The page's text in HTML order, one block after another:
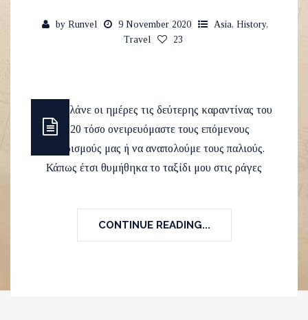
by Runvel 9 November 2020 Asia, History,
Travel
23
Όσο κυλάνε οι ημέρες τις δεύτερης καραντίνας του
2020 τόσο ονειρευόμαστε τους επόμενους
προορισμούς μας ή να αναπολούμε τους παλιούς.
Κάπως έτσι θυμήθηκα το ταξίδι μου στις ράγες
CONTINUE READING...